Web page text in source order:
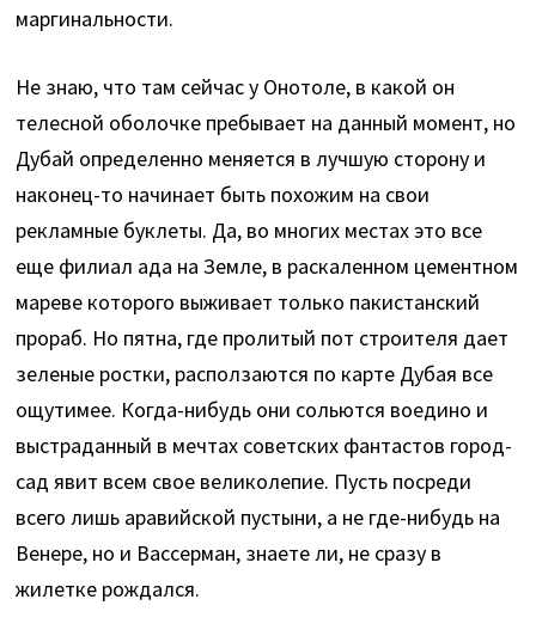
маргинальности.
Не знаю, что там сейчас у Онотоле, в какой он
телесной оболочке пребывает на данный момент, но
Дубай определенно меняется в лучшую сторону и
наконец-то начинает быть похожим на свои
рекламные буклеты. Да, во многих местах это все
еще филиал ада на Земле, в раскаленном цементном
мареве которого выживает только пакистанский
прораб. Но пятна, где пролитый пот строителя дает
зеленые ростки, расползаются по карте Дубая все
ощутимее. Когда-нибудь они сольются воедино и
выстраданный в мечтах советских фантастов город-
сад явит всем свое великолепие. Пусть посреди
всего лишь аравийской пустыни, а не где-нибудь на
Венере, но и Вассерман, знаете ли, не сразу в
жилетке рождался.